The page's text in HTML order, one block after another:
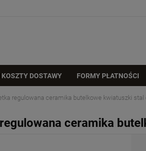
KOSZTY DOSTAWY FORMY PŁATNOŚCI
regulowana ceramika butelkowe kwiatuszki stal
ceramika